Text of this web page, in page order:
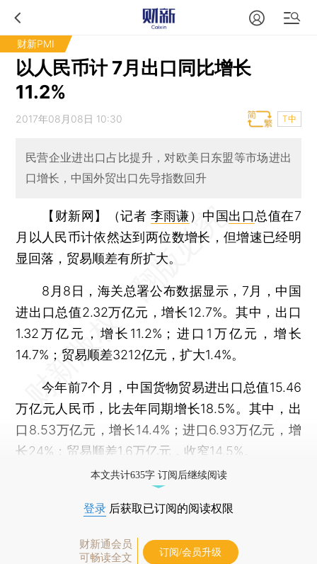
财新PMI
以人民币计 7月出口同比增长
11.2%
2017年08月08日 10:30 T中
民营企业进出口占比提升，对欧美日东盟等市场进出
口增长，中国外贸出口先导指数回升
【财新网】（记者 李雨谦） 中国出口总值在7
月以人民币计依然达到两位数增长，但增速已经明
显回落，贸易顺差有所扩大。
8月8日，海关总署公布数据显示，7月，中国
进出口总值2.32万亿元，增长12.7%。其中，出口
1.32万亿元，增长11.2%；进口1万亿元，增长
14.7%；贸易顺差3212亿元，扩大1.4%。
今年前7个月，中国货物贸易进出口总值15.46
万亿元人民币，比去年同期增长18.5%。其中，出
口8.53万亿元，增长14.4%；进口6.93万亿元，增
长24%；贸易顺差1.6万亿元，收窄14.5%。
本文共计635字 订阅后继续阅读
登录 后获取已订阅的阅读权限
财新通会员
可畅读全文
订阅/会员升级